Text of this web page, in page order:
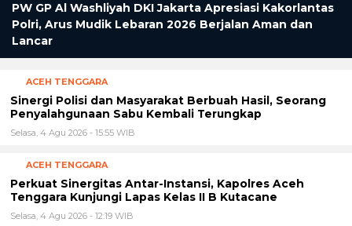
PW GP Al Washliyah DKI Jakarta Apresiasi Kakorlantas
Polri, Arus Mudik Lebaran 2026 Berjalan Aman dan
Lancar
ACEH TENGGARA
Sinergi Polisi dan Masyarakat Berbuah Hasil, Seorang
Penyalahgunaan Sabu Kembali Terungkap
Selasa, 4 Agu 2026 - 15:55 WIB
ACEH TENGGARA
Perkuat Sinergitas Antar-Instansi, Kapolres Aceh
Tenggara Kunjungi Lapas Kelas II B Kutacane
Selasa, 4 Agu 2026 - 12:19 WIB